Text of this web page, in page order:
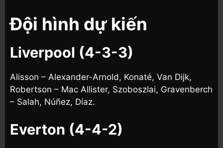
Đội hình dự kiến
Liverpool (4-3-3)
Alisson – Alexander-Arnold, Konaté, Van Dijk,
Robertson – Mac Allister, Szoboszlai, Gravenberch
– Salah, Núñez, Díaz.
Everton (4-4-2)